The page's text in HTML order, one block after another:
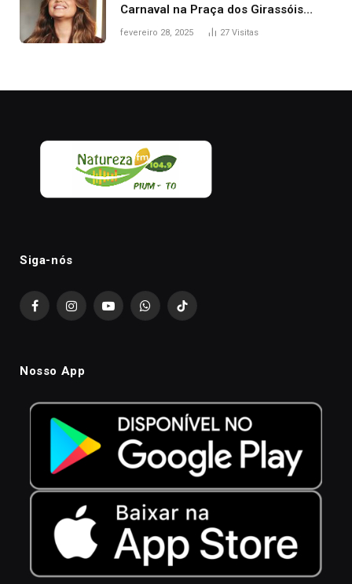
Carnaval na Praça dos Girassóis
nesta sexta-feira, em Palmas
fevereiro 28, 2025 27 Visitas
Siga-nós
FacebookInstagramYouTubeWhatsAppTikTok
Nosso App